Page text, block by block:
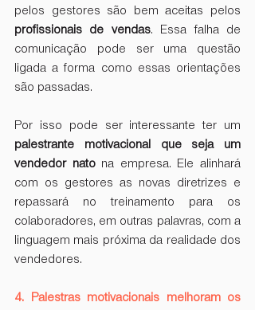
profissionais de vendas. Essa falha de
comunicação pode ser uma questão
ligada a forma como essas orientações
são passadas.
palestrante motivacional que seja um
vendedor nato na empresa. Ele alinhará
com os gestores as novas diretrizes e
repassará no treinamento para os
colaboradores, em outras palavras, com a
linguagem mais próxima da realidade dos
vendedores.
4. Palestras motivacionais melhoram os